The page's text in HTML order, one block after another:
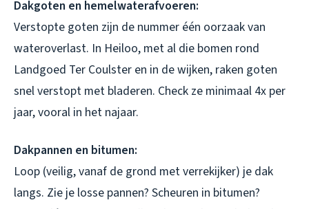
Dakgoten en hemelwaterafvoeren:
Verstopte goten zijn de nummer één oorzaak van
wateroverlast. In Heiloo, met al die bomen rond
Landgoed Ter Coulster en in de wijken, raken goten
snel verstopt met bladeren. Check ze minimaal 4x per
jaar, vooral in het najaar.
Dakpannen en bitumen:
Loop (veilig, vanaf de grond met verrekijker) je dak
langs. Zie je losse pannen? Scheuren in bitumen?